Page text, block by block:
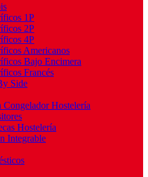
1P
2P
4P
Americanos
Bajo Encimera
Francés
Side
Congelador Hostelería
Hostelería
Integrable